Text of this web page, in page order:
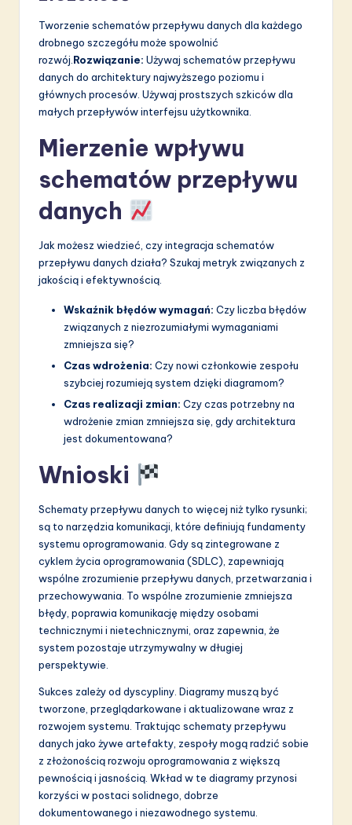
Tworzenie schematów przepływu danych dla każdego
drobnego szczegółu może spowolnić
rozwój. Rozwiązanie: Używaj schematów przepływu
danych do architektury najwyższego poziomu i
głównych procesów. Używaj prostszych szkiców dla
małych przepływów interfejsu użytkownika.
Mierzenie wpływu
schematów przepływu
danych
Jak możesz wiedzieć, czy integracja schematów
przepływu danych działa? Szukaj metryk związanych z
jakością i efektywnością.
Wskaźnik błędów wymagań: Czy liczba błędów
związanych z niezrozumiałymi wymaganiami
zmniejsza się?
Czas wdrożenia: Czy nowi członkowie zespołu
szybciej rozumieją system dzięki diagramom?
Czas realizacji zmian: Czy czas potrzebny na
wdrożenie zmian zmniejsza się, gdy architektura
jest dokumentowana?
Wnioski
Schematy przepływu danych to więcej niż tylko rysunki;
są to narzędzia komunikacji, które definiują fundamenty
systemu oprogramowania. Gdy są zintegrowane z
cyklem życia oprogramowania (SDLC), zapewniają
wspólne zrozumienie przepływu danych, przetwarzania i
przechowywania. To wspólne zrozumienie zmniejsza
błędy, poprawia komunikację między osobami
technicznymi i nietechnicznymi, oraz zapewnia, że
system pozostaje utrzymywalny w długiej
perspektywie.
Sukces zależy od dyscypliny. Diagramy muszą być
tworzone, przeglądarkowane i aktualizowane wraz z
rozwojem systemu. Traktując schematy przepływu
danych jako żywe artefakty, zespoły mogą radzić sobie
z złożonością rozwoju oprogramowania z większą
pewnością i jasnością. Wkład w te diagramy przynosi
korzyści w postaci solidnego, dobrze
dokumentowanego i niezawodnego systemu.